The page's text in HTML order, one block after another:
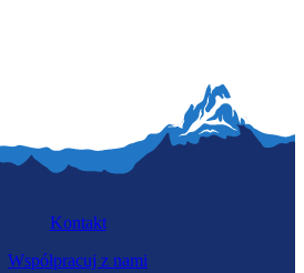
Kontakt
Współpracuj z nami